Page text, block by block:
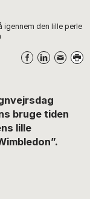
igennem den lille perle
bruge tiden
lille